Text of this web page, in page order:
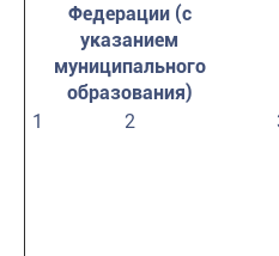
Большая африканская
Укрепление духовно-
События в России и мире
Федерации (с
указанием
муниципального
образования)
1 2